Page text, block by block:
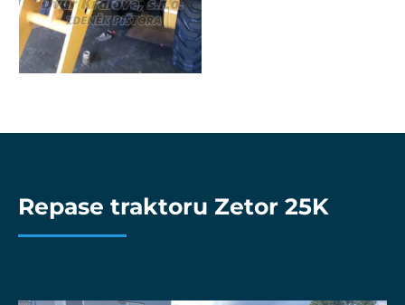
Repase traktoru Zetor 25K